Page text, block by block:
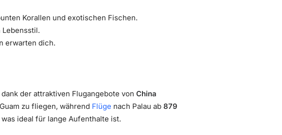
Korallen und exotischen Fischen.
erwarten dich.
der attraktiven Flugangebote von China
zu fliegen, während Flüge nach Palau ab 879
was ideal für lange Aufenthalte ist.